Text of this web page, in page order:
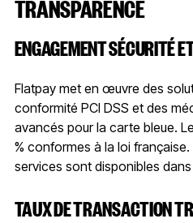
TRANSPARENCE
ENGAGEMENT SÉCURITÉ
Flatpay met en œuvre des
conformité PCI DSS et des
avancés pour la carte bleue.
% conformes à la loi
services sont disponibles
TAUX DE TRANSACTION